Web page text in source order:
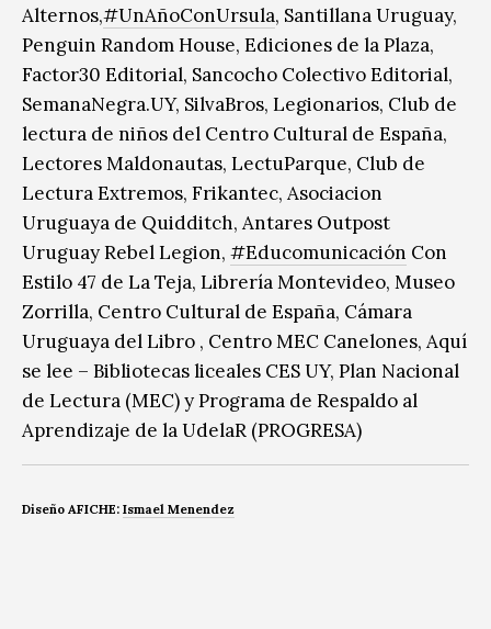
Alternos,#UnAñoConUrsula, Santillana Uruguay,
Penguin Random House, Ediciones de la Plaza,
Factor30 Editorial, Sancocho Colectivo Editorial,
SemanaNegra.UY, SilvaBros, Legionarios, Club de
lectura de niños del Centro Cultural de España,
Lectores Maldonautas, LectuParque, Club de
Lectura Extremos, Frikantec, Asociacion
Uruguaya de Quidditch, Antares Outpost
Uruguay Rebel Legion, #Educomunicación Con
Estilo 47 de La Teja, Librería Montevideo, Museo
Zorrilla, Centro Cultural de España, Cámara
Uruguaya del Libro , Centro MEC Canelones, Aquí
se lee – Bibliotecas liceales CES UY, Plan Nacional
de Lectura (MEC) y Programa de Respaldo al
Aprendizaje de la UdelaR (PROGRESA)
Diseño AFICHE: Ismael Menendez